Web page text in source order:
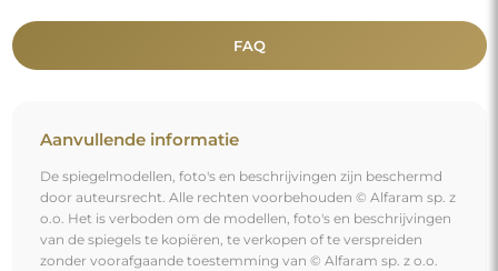
FAQ
Aanvullende informatie
De spiegelmodellen, foto's en beschrijvingen zijn beschermd
door auteursrecht. Alle rechten voorbehouden © Alfaram sp. z
o.o. Het is verboden om de modellen, foto's en beschrijvingen
van de spiegels te kopiëren, te verkopen of te verspreiden
zonder voorafgaande toestemming van © Alfaram sp. z o.o.